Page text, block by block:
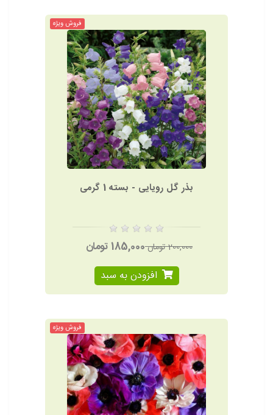
فروش ویژه
بذر گل رویایی - بسته 1 گرمی
200,000 تومان
185,000 تومان
افزودن به سبد
فروش ویژه